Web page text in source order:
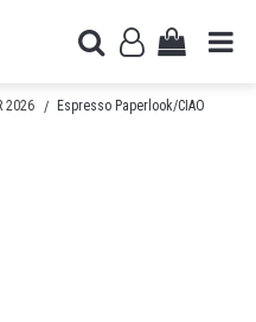
2026 Espresso Paperlook/CIAO